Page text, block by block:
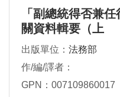
「副總統得否兼
關資料輯要（上
出版單位： 法務部
作/編/譯者：
GPN：007109860017